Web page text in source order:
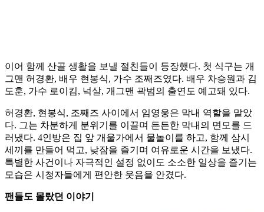
이어 함께 산골 생활을 보낼 절친들이 등장했다. 첫 식구는 개
그맨 허경환, 배우 현봉식, 가수 조째즈였다. 배우 차승원과 김
도훈, 가수 로이킴, 넉살, 개그맨 곽범의 출연도 예고돼 있다.
허경환, 현봉식, 조째즈 사이에서 임영웅은 막내 역할을 맡았
다. 그는 차분하게 분위기를 이끌며 든든한 막내의 면모를 드
러냈다. 4인방은 집 앞 개울가에서 물놀이를 하고, 함께 삼시
세끼를 만들어 먹고, 낮잠을 즐기며 여유로운 시간을 보냈다.
특별한 사건이나 자극적인 설정 없이도 소소한 일상을 즐기는
모습은 시청자들에게 편안한 웃음을 안겼다.
팬들도 몰랐던 이야기